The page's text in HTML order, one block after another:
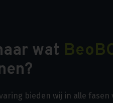
wat
bieden wij in alle fasen